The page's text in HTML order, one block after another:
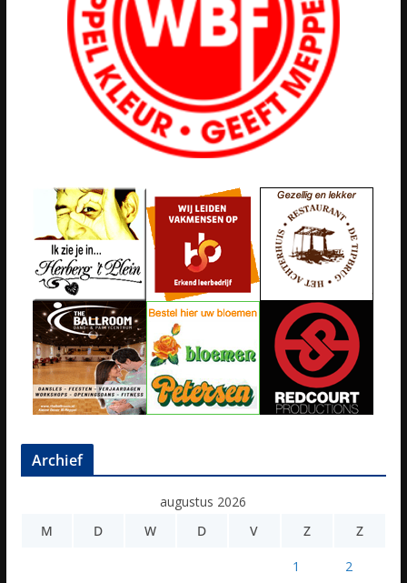
Archief
augustus 2026
M
D W D V Z Z
1 2